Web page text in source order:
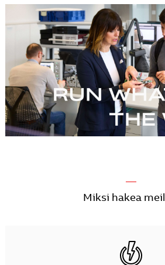
—
Miksi hakea